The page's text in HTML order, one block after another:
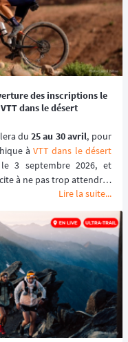
des inscriptions le
dans le désert
du 25 au 30 avril, pour
à VTT dans le désert
3 septembre 2026, et
à ne pas trop attendre :
inscrits, s'est envolé en
Lire la suite...